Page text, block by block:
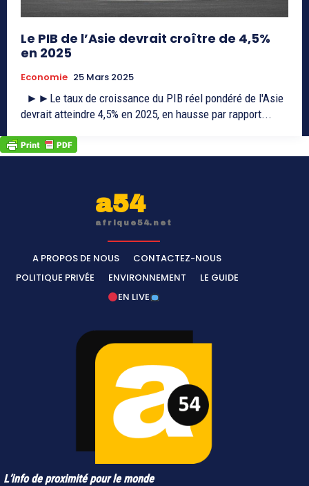
Le PIB de l’Asie devrait croître de 4,5%
en 2025
Economie 25 Mars 2025
devrait atteindre 4,5% en 2025, en hausse par rapport...
a54
afrique54.net
A PROPOS DE NOUS
CONTACTEZ-NOUS
POLITIQUE PRIVÉE
ENVIRONNEMENT
LE GUIDE
EN LIVE
L’info de proximité pour le monde